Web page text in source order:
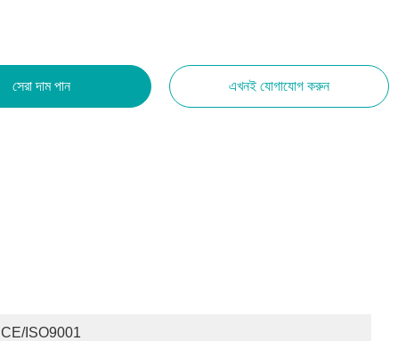
সেরা দাম পান এখনই যোগাযোগ করুন
CE/ISO9001